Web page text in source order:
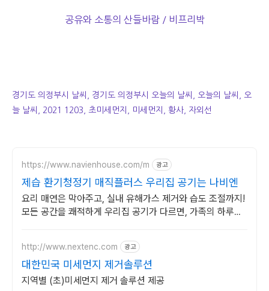
공유와 소통의 산들바람 / 비프리박
경기도 의정부시 날씨, 경기도 의정부시 오늘의 날씨, 오늘의 날씨, 오
늘 날씨, 2021 1203, 초미세먼지, 미세먼지, 황사, 자외선
https://www.navienhouse.com/m 광고
제습 환기청정기 매직플러스 우리집 공기는 나비엔
요리 매연은 막아주고, 실내 유해가스 제거와 습도 조절까지!
모든 공간을 쾌적하게 우리집 공기가 다르면, 가족의 하루도
http://www.nextenc.com 광고
대한민국 미세먼지 제거솔루션
지역별 (초)미세먼지 제거 솔루션 제공